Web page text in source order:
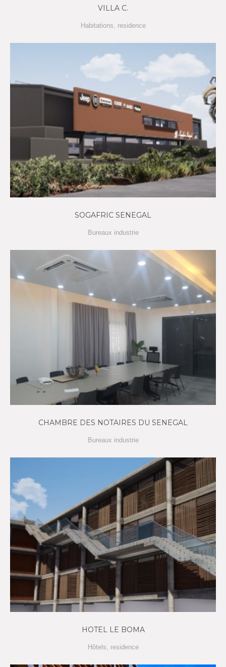
VILLA C.
Habitations residence
SOGAFRIC SENEGAL
Bureaux industrie
CHAMBRE DES NOTAIRES DU SENEGAL
Bureaux industrie
HOTEL LE BOMA
Hôtels, residence